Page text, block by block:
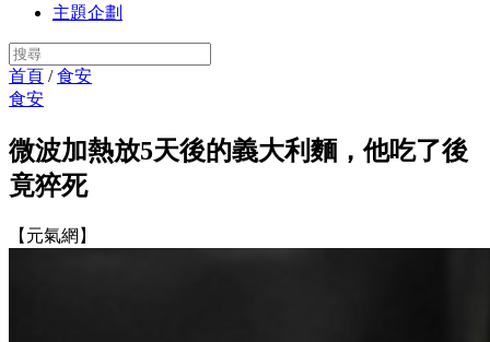
主題企劃
首頁 /食安
食安
微波加熱放5天後的義大利麵，他吃了後
竟猝死
【元氣網】